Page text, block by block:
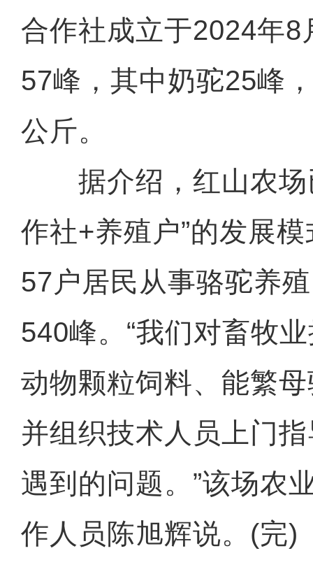
合作社成立于2024年8
57峰，其中奶驼25峰
公斤。
据介绍，红山农场
作社+养殖户”的发展
57户居民从事骆驼养
540峰。“我们对畜牧
动物颗粒饲料、能繁
并组织技术人员上门
遇到的问题。”该场农
作人员陈旭辉说。(完)
大美边疆看我家丨新疆赛里木湖